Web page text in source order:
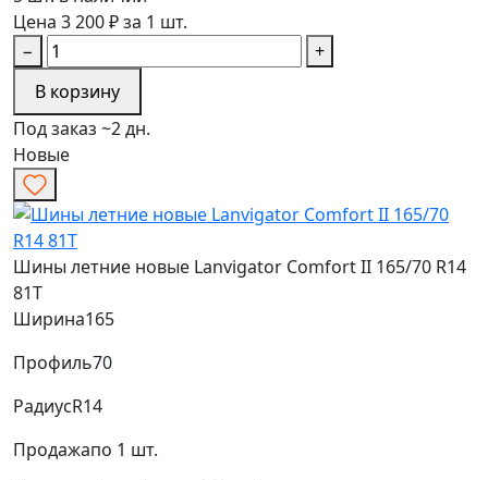
Цена 3 200 ₽ за 1 шт.
−
+
В корзину
Под заказ ~2 дн.
Новые
Шины летние новые Lanvigator Comfort II 165/70 R14
81T
Ширина165
Профиль70
РадиусR14
Продажапо 1 шт.